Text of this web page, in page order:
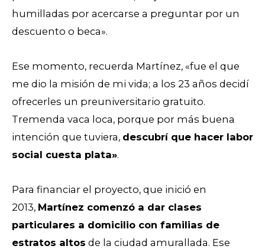
humilladas por acercarse a preguntar por un
descuento o beca».
Ese momento, recuerda Martínez, «fue el que
me dio la misión de mi vida; a los 23 años decidí
ofrecerles un preuniversitario gratuito.
Tremenda vaca loca, porque por más buena
intención que tuviera, descubrí que hacer labor
social cuesta plata».
Para financiar el proyecto, que inició en
2013, Martínez comenzó a dar clases
particulares a domicilio con familias de
estratos altos de la ciudad amurallada. Ese